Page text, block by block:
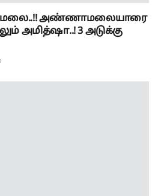
மலை..!! அண்ணாமலையாரை
அமித்ஷா..! 3 அடுக்கு